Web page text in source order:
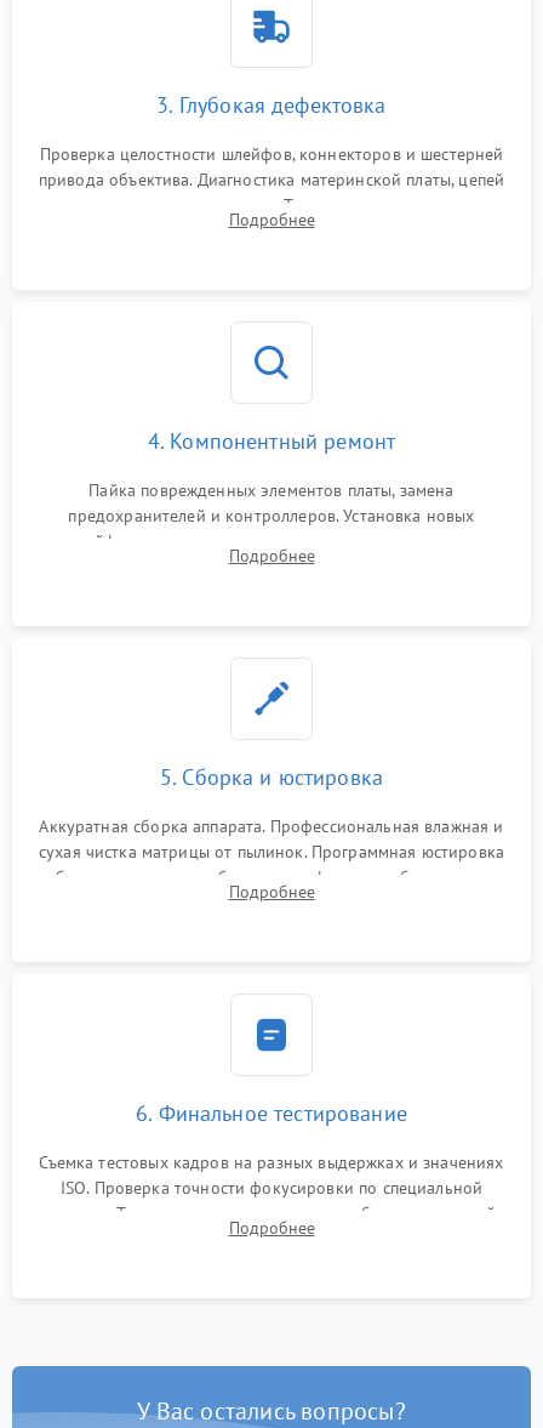
3. Глубокая дефектовка
Проверка целостности шлейфов, коннекторов и шестерней
привода объектива. Диагностика материнской платы, цепей
питания и картоприемника. Тестирование механизма
затвора и блока внутрикамерной стабилизации.
Подробнее
4. Компонентный ремонт
Пайка поврежденных элементов платы, замена
предохранителей и контроллеров. Установка новых
шлейфов, дисплея, механизма затвора или двигателя
автофокуса. Восстановление геометрии тубуса объектива
Подробнее
5. Сборка и юстировка
Аккуратная сборка аппарата. Профессиональная влажная и
сухая чистка матрицы от пылинок. Программная юстировка
рабочего отрезка, калибровка автофокуса, стабилизатора и
экспозамера с помощью сервисного ПО.
Подробнее
6. Финальное тестирование
Съемка тестовых кадров на разных выдержках и значениях
ISO. Проверка точности фокусировки по специальной
мишени. Тест записи на карту памяти, работы встроенной
вспышки, микрофона и всех кнопок управления.
Подробнее
У Вас остались вопросы?